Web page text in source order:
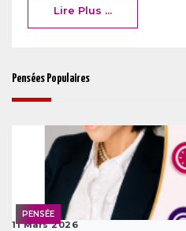
Lire Plus ...
Pensées Populaires
PENSÉE
11 Mars 2026